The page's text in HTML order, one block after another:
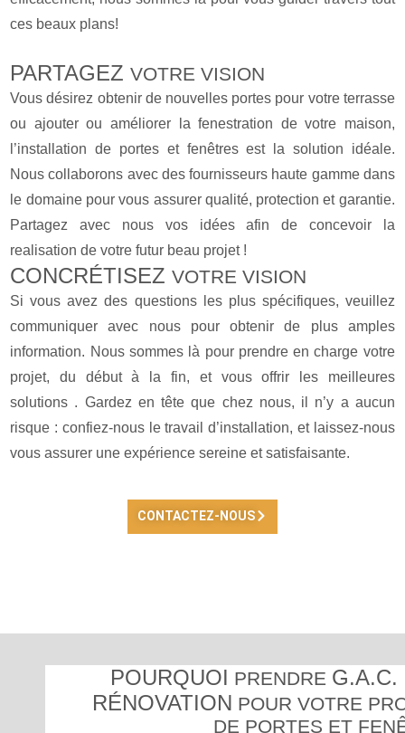
ces beaux plans!
PARTAGEZVOTRE VISION
Vous désirez obtenir de nouvelles portes pour votre terrasse
ou ajouter ou améliorer la fenestration de votre maison,
l’installation de portes et fenêtres est la solution idéale.
Nous collaborons avec des fournisseurs haute gamme dans
le domaine pour vous assurer qualité, protection et garantie.
Partagez avec nous vos idées afin de concevoir la
realisation de votre futur beau projet !
CONCRÉTISEZVOTRE VISION
Si vous avez des questions les plus spécifiques, veuillez
communiquer avec nous pour obtenir de plus amples
information. Nous sommes là pour prendre en charge votre
projet, du début à la fin, et vous offrir les meilleures
solutions . Gardez en tête que chez nous, il n’y a aucun
risque : confiez-nous le travail d’installation, et laissez-nous
vous assurer une expérience sereine et satisfaisante.
CONTACTEZ-NOUS
POURQUOI PRENDRE G.A.C.
RÉNOVATION POUR VOTRE
DE PORTES ET